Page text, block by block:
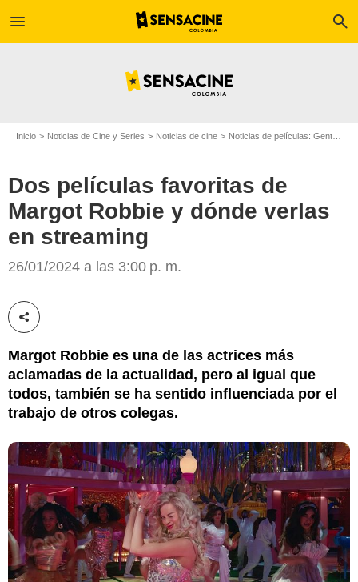
menu search
Inicio Noticias de Cine y Series Noticias de cine Noticias de películas: Gente
Dos películas favoritas de
Margot Robbie y dónde verlas
en streaming
26/01/2024 a las 3:00 p. m.
Compartir esta noticia
Margot Robbie es una de las actrices más
aclamadas de la actualidad, pero al igual que
todos, también se ha sentido influenciada por el
trabajo de otros colegas.